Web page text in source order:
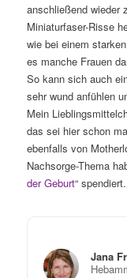
anschließend wieder
Miniaturfaser-Risse
wie bei einem
es manche Frauen
So kann sich auch
sehr wund anfühlen
Mein
das sei hier schon
ebenfalls von
Nachsorge-Thema
der Geburt“ spendiert.
Jana